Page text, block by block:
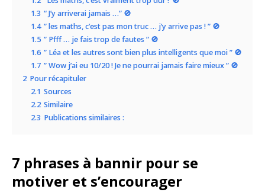
1.3 “ J’y arriverai jamais …” 🚫
1.4 ” les maths, c’est pas mon truc … j’y arrive pas ! ” 🚫
1.5 ” Pfff … je fais trop de fautes ” 🚫
1.6 ” Léa et les autres sont bien plus intelligents que moi ” 🚫
1.7 ” Wow j’ai eu 10/20 ! Je ne pourrai jamais faire mieux ” 🚫
2 Pour récapituler
2.1 Sources
2.2 Similaire
2.3 Publications similaires :
7 phrases à bannir pour se
motiver et s’encourager